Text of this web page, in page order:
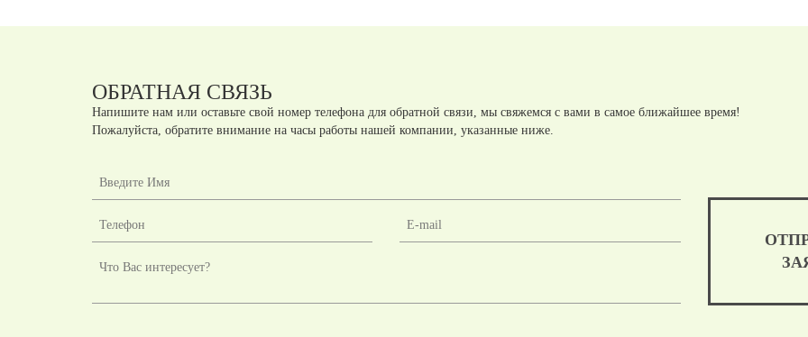
ОБРАТНАЯ СВЯЗЬ
Напишите нам или оставьте свой номер телефона для обратной связи, мы свяжемся с вами в самое ближайшее время!
Пожалуйста, обратите внимание на часы работы нашей компании, указанные ниже.